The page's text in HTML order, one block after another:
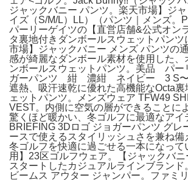
ジャックバニー パンツ。楽天市場】ジ
イズ（S/M/L）LL）（パンツ｜メンズ。
パーリーゲイツの【直営店舗&公式オン
タ裏地付きダンボールスウェットパンツ
市場】ジャックバニー メンズ パンツの
感が綺麗なダンボール素材を使用した、
ンボールスウェットパンツ。美品 パ
ガーパンツ 紺 濃紺 ネイビー 3 S〜
遮熱、吸汗速乾に優れた高機能なOcta裏
ェットパンツ。メンズウェア TFW49
VEST。内側に空気の層ができることに
驚くほど暖かい、冬ゴルフに最適なアイ
BRIEFING 3Dロゴ ジョガーパンツ グレ
ースで使えるスタイリッシュさを兼ね備
冬ゴルフを快適に過ごせる一本になって
用】23区ゴルフウェア。【ジャックバ
スタートしたカジュアルラインブランド
ビームス アウター ジャンパー。ファミ